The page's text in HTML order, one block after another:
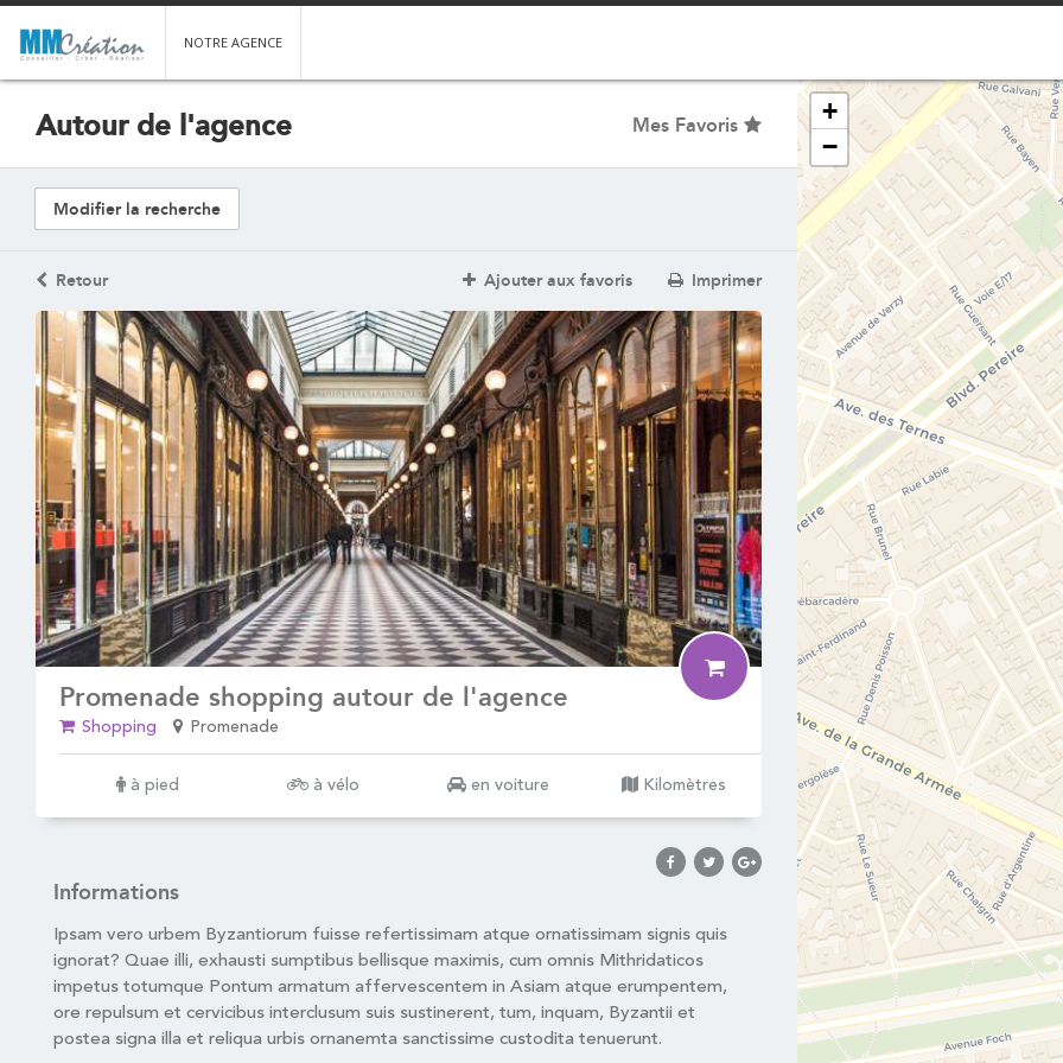
NOTRE AGENCE
Mes Favoris
Autour de l'agence
Modifier la recherche
Retour Imprimer
Ajouter aux favoris
Promenade shopping autour de l'agence
Shopping Promenade
à pied à vélo en voiture Kilomètres
Informations
Ipsam vero urbem Byzantiorum fuisse refertissimam atque ornatissimam signis quis
ignorat? Quae illi, exhausti sumptibus bellisque maximis, cum omnis Mithridaticos
impetus totumque Pontum armatum affervescentem in Asiam atque erumpentem,
ore repulsum et cervicibus interclusum suis sustinerent, tum, inquam, Byzantii et
postea signa illa et reliqua urbis ornanemta sanctissime custodita tenuerunt.
+
−
Afficher les points d'intérêts